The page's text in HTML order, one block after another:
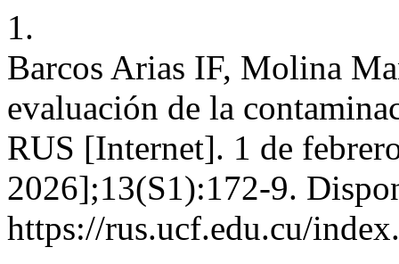
1.
Barcos Arias IF, Molina
evaluación de la
RUS [Internet]. 1 de
2026];13(S1):172-9.
https://rus.ucf.edu.cu/